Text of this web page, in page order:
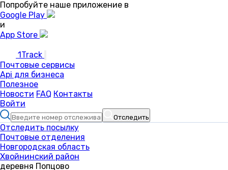
Попробуйте наше приложение в
Google Play
и
App Store
1Track
Почтовые сервисы
Api для бизнеса
Полезное
Новости FAQ Контакты
Войти
Отследить
Отследить посылку
Почтовые отделения
Новгородская область
Хвойнинский район
деревня Попцово